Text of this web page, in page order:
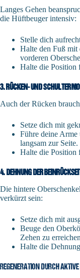
Langes Gehen
die Hüftbeuger intensiv:
Stelle dich
Halte den Fuß mit
vorderen
Halte die Position
3. RÜCKEN- UND
Auch der Rücken
Setze dich mit
Führe deine
langsam zur Seite.
Halte die Position
4. DEHNUNG DER
Die hintere
verkürzt sein:
Setze dich mit
Beuge den
Zehen zu
Halte die
REGENERATION DURCH